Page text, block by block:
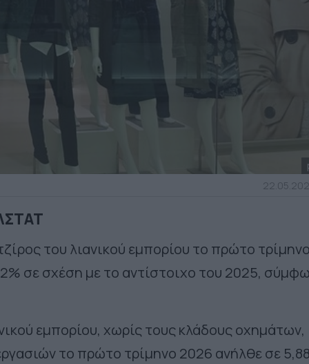
του λιανικού εμπορίου το πρώτο τρίμηνο
σε σχέση με το αντίστοιχο του 2025,
εμπορίου, χωρίς τους κλάδους οχημάτων,
το πρώτο τρίμηνο 2026 ανήλθε σε 5,88